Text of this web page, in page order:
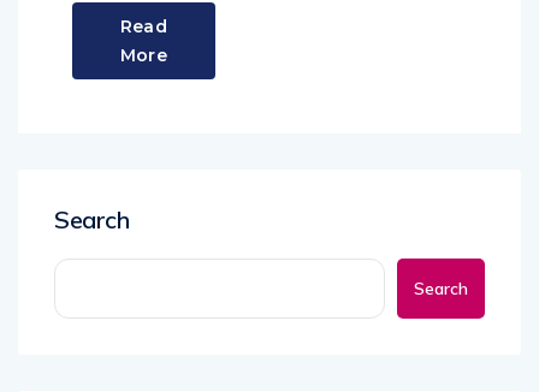
Read
More
Search
Search